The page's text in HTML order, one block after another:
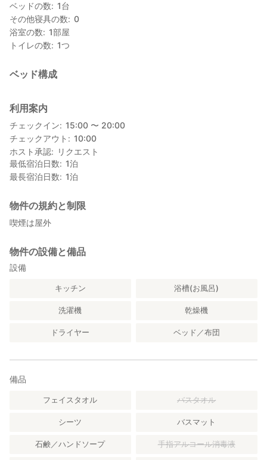
*当民泊は素泊まりのみとなります。食事の手配は各自にてお願い
いたします。
*送迎を希望する方は、事前にご連絡ください
*室内でネコを飼っています。人見知りですがかわいいです。ネコ
アレルギーの方はご遠慮ください。
室内禁煙
*こちらの民泊は自治体の認可を受けた合法的な民泊です。
ベッドの数
1台
その他寝具の数
0
浴室の数
1部屋
トイレの数
1つ
ベッド構成
利用案内
チェックイン
15:00 〜 20:00
チェックアウト
10:00
ホスト承認
リクエスト
最低宿泊日数
1泊
最長宿泊日数
1泊
物件の規約と制限
喫煙は屋外
物件の設備と備品
設備
キッチン 浴槽(お風呂)
洗濯機 乾燥機
ドライヤー ベッド／布団
備品
フェイスタオル バスタオル
シーツ バスマット
石鹸／ハンドソープ 手指アルコール消毒液